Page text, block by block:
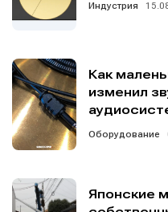
Написание
Продакшн
Написание
Продакшн
Индустрия
Как
изменил
Оборудование
Японские